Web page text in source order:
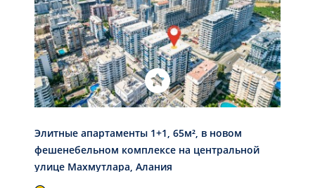
Элитные апартаменты 1+1, 65м², в новом
фешенебельном комплексе на центральной
улице Махмутлара, Алания